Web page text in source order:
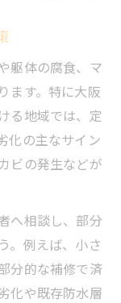
躯体の腐食、マ
ます。特に大阪
る地域では、定
化の主なサイン
ビの発生などが
へ相談し、部分
。例えば、小さ
分的な補修で済
化や既存防水層